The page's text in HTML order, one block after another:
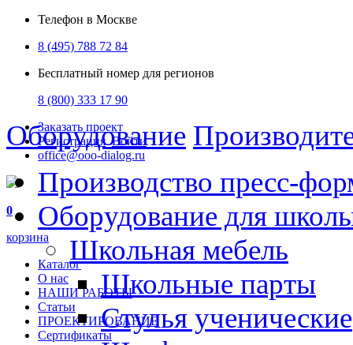
Телефон в Москве
8 (495) 788 72 84
Бесплатный номер для регионов
8 (800) 333 17 90
Заказать проект
Регистрация Войти
office@ooo-dialog.ru
0
корзина
Каталог
О нас
НАШИ РАБОТЫ
Статьи
ПРОЕКТИРОВАНИЕ
Сертификаты
Оборудование
Производство пресс-
Оборудование для
Школьная мебель
Школьные парты
Стулья ученические